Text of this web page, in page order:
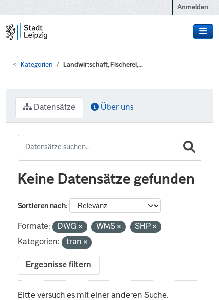
Anmelden
Kategorien Landwirtschaft, Fischerei,...
Datensätze Über uns
Keine Datensätze gefunden
Sortieren nach
Formate: DWG WMS
SHP
Kategorien:
tran
Ergebnisse filtern
Bitte versuch es mit einer anderen Suche.